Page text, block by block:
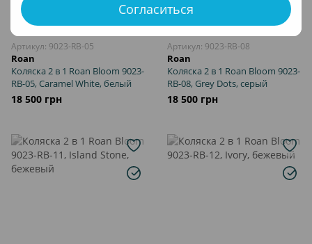
Согласиться
Артикул: 9023-RB-05
Roan
Коляска 2 в 1 Roan Bloom 9023-
RB-05, Caramel White, белый
18 500 грн
Артикул: 9023-RB-08
Roan
Коляска 2 в 1 Roan Bloom 9023-
RB-08, Grey Dots, серый
18 500 грн